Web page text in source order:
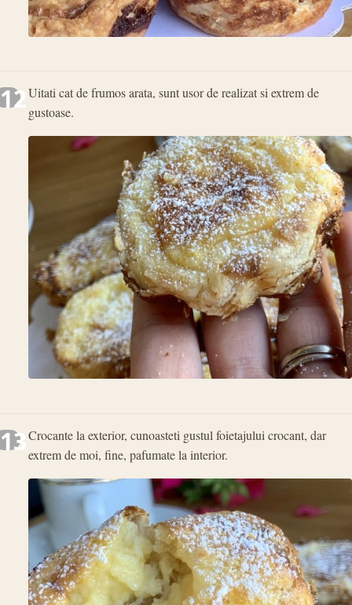
12Uitati cat de frumos arata, sunt usor de realizat si extrem de
gustoase.
13Crocante la exterior, cunoasteti gustul foietajului crocant, dar
extrem de moi, fine, pafumate la interior.